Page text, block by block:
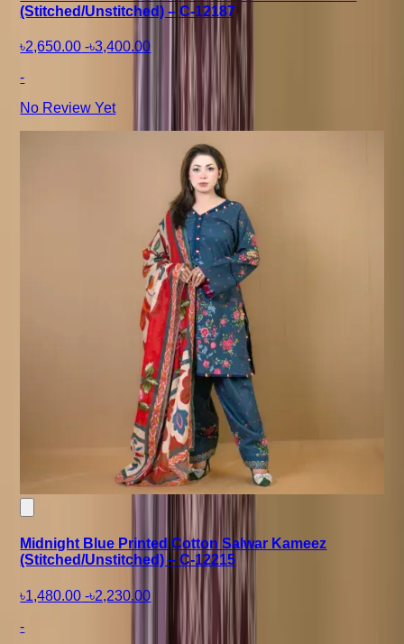
(Stitched/Unstitched) – C-12187
৳2,650.00 -৳3,400.00
-
No Review Yet
Midnight Blue Printed Cotton Salwar Kameez
(Stitched/Unstitched) – C-12215
৳1,480.00 -৳2,230.00
-